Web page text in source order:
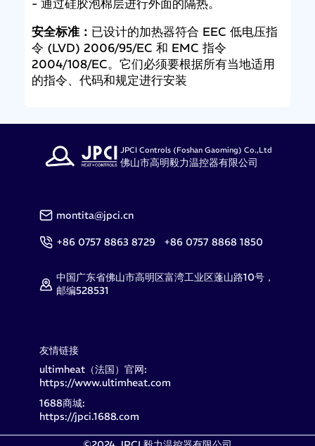
- 通过硅胶泡棉层进行外面的隔热。
安全标准： 已设计的加热器符合 EEC 低电压指
令 (LVD) 2006/95/EC 和 EMC 指令
2004/108/EC。它们必须要根据所有当地适用
的指令、代码和规定进行安装
JPCI Controls (Foshan Gaoming) Co.,Ltd
佛山市高明毅力温控器有限公司
montita@jpci.cn
+86 0757 8863 8729 +86 0757 8868 1850
中国广东省佛山市高明区富湾工业区蓬山路10号，
邮编528531
友情链接
ultimheat（法国）官网:
https://www.ultimheat.com
1688商城:
https://jpci.1688.com